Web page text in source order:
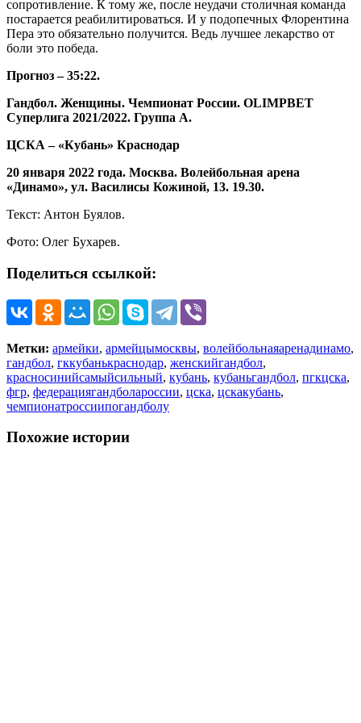
сопротивление. К тому же, после неудачи столичная команда
постарается реабилитироваться. И у подопечных Флорентина
Пера это обязательно получится. Ведь лучшее лекарство от
боли это победа.
Прогноз – 35:22.
Гандбол. Женщины. Чемпионат России. OLIMPBET
Суперлига 2021/2022. Группа А.
ЦСКА – «Кубань» Краснодар
20 января 2022 года. Москва. Волейбольная арена
«Динамо», ул. Василисы Кожиной, 13. 19.30.
Текст: Антон Буялов.
Фото: Олег Бухарев.
Поделиться ссылкой:
Метки: армейки, армейцымосквы, волейбольнаяаренадинамо,
гандбол, гккубанькраснодар, женскийгандбол,
красносинийсамыйсильный, кубань, кубаньгандбол, пгкцска,
фгр, федерациягандболароссии, цска, цскакубань,
чемпионатроссиипогандболу
Похожие истории